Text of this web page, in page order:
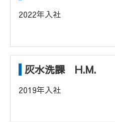
2022年入社
灰水洗課 H.M.
2019年入社